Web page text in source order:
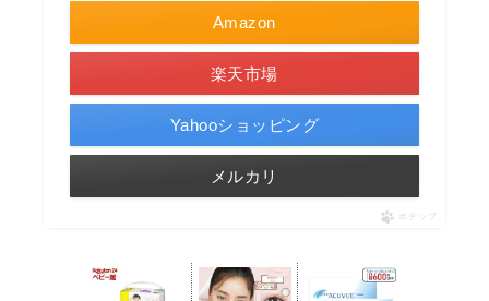
Amazon
楽天市場
Yahooショッピング
メルカリ
ポチップ